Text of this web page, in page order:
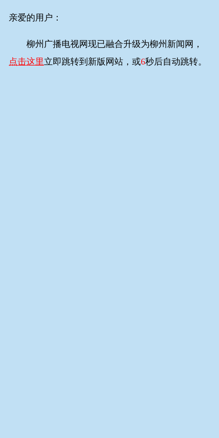
亲爱的用户：
柳州广播电视网现已融合升级为柳州新闻网，
点击这里立即跳转到新版网站，或6秒后自动跳转。